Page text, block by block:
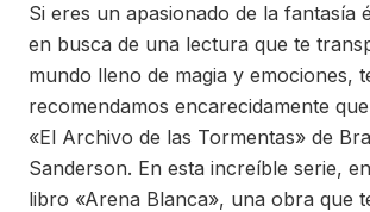
Si eres un apasionado de la fantasía
en busca de una lectura que te
mundo lleno de magia y emociones,
recomendamos encarecidamente
«El Archivo de las Tormentas» de
Sanderson. En esta increíble serie,
libro «Arena Blanca», una obra que